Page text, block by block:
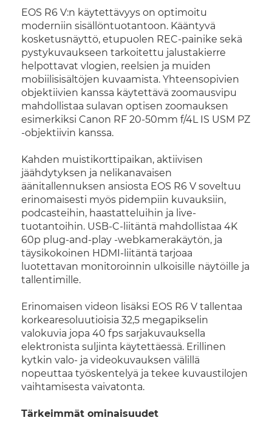
EOS R6 V:n käytettävyys on optimoitu
moderniin sisällöntuotantoon. Kääntyvä
kosketusnäyttö, etupuolen REC-painike sekä
pystykuvaukseen tarkoitettu jalustakierre
helpottavat vlogien, reelsien ja muiden
mobiilisisältöjen kuvaamista. Yhteensopivien
objektiivien kanssa käytettävä zoomausvipu
mahdollistaa sulavan optisen zoomauksen
esimerkiksi Canon RF 20-50mm f/4L IS USM PZ
-objektiivin kanssa.
Kahden muistikorttipaikan, aktiivisen
jäähdytyksen ja nelikanavaisen
äänitallennuksen ansiosta EOS R6 V soveltuu
erinomaisesti myös pidempiin kuvauksiin,
podcasteihin, haastatteluihin ja live-
tuotantoihin. USB-C-liitäntä mahdollistaa 4K
60p plug-and-play -webkamerakäytön, ja
täysikokoinen HDMI-liitäntä tarjoaa
luotettavan monitoroinnin ulkoisille näytöille ja
tallentimille.
Erinomaisen videon lisäksi EOS R6 V tallentaa
korkearesoluutioisia 32,5 megapikselin
valokuvia jopa 40 fps sarjakuvauksella
elektronista suljinta käytettäessä. Erillinen
kytkin valo- ja videokuvauksen välillä
nopeuttaa työskentelyä ja tekee kuvaustilojen
vaihtamisesta vaivatonta.
Tärkeimmät ominaisuudet